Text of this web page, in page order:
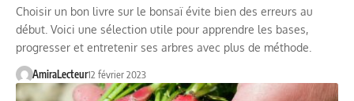
Choisir un bon livre sur le bonsaï évite bien des erreurs au
début. Voici une sélection utile pour apprendre les bases,
progresser et entretenir ses arbres avec plus de méthode.
AmiraLecteur12 février 2023